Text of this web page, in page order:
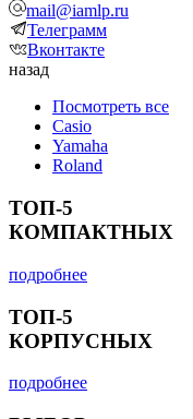
mail@iamlp.ru
Телеграмм
Вконтакте
назад
Посмотреть все
Casio
Yamaha
Roland
ТОП-5
КОМПАКТНЫХ
подробнее
ТОП-5
КОРПУСНЫХ
подробнее